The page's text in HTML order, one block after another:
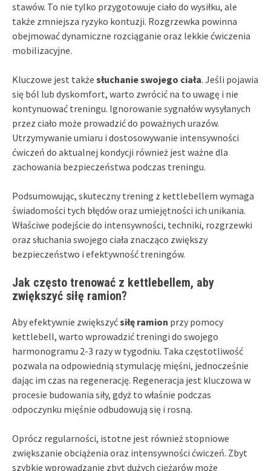
stawów. To nie tylko przygotowuje ciało do wysiłku, ale
także zmniejsza ryzyko kontuzji. Rozgrzewka powinna
obejmować dynamiczne rozciąganie oraz lekkie ćwiczenia
mobilizacyjne.
Kluczowe jest także słuchanie swojego ciała. Jeśli pojawia
się ból lub dyskomfort, warto zwrócić na to uwagę i nie
kontynuować treningu. Ignorowanie sygnałów wysyłanych
przez ciało może prowadzić do poważnych urazów.
Utrzymywanie umiaru i dostosowywanie intensywności
ćwiczeń do aktualnej kondycji również jest ważne dla
zachowania bezpieczeństwa podczas treningu.
Podsumowując, skuteczny trening z kettlebellem wymaga
świadomości tych błędów oraz umiejętności ich unikania.
Właściwe podejście do intensywności, techniki, rozgrzewki
oraz słuchania swojego ciała znacząco zwiększy
bezpieczeństwo i efektywność treningów.
Jak często trenować z kettlebellem, aby
zwiększyć siłę ramion?
Aby efektywnie zwiększyćsiłę ramion przy pomocy
kettlebell, warto wprowadzić treningi do swojego
harmonogramu 2-3 razy w tygodniu. Taka częstotliwość
pozwala na odpowiednią stymulację mięśni, jednocześnie
dając im czas na regenerację. Regeneracja jest kluczowa w
procesie budowania siły, gdyż to właśnie podczas
odpoczynku mięśnie odbudowują się i rosną.
Oprócz regularności, istotne jest również stopniowe
zwiększanie obciążenia oraz intensywności ćwiczeń. Zbyt
szybkie wprowadzanie zbyt dużych ciężarów może